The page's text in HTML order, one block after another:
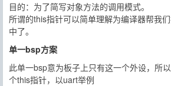
目的：为了简写对象方法的调用模式。
所谓的this指针可以简单理解为编译器帮我
中了。
单一bsp方案
此单一bsp意为板子上只有这一个外设，所
个this指针，以uart举例